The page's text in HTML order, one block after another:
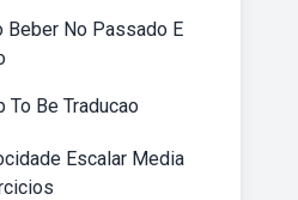
Beber No Passado E
To Be Traducao
Escalar Media